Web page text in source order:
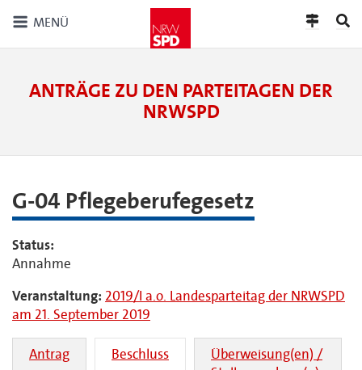
MENÜ
ANTRÄGE ZU DEN PARTEITAGEN DER
NRWSPD
G-04 Pflegeberufegesetz
Status:
Annahme
Veranstaltung: 2019/I a.o. Landesparteitag der NRWSPD
am 21. September 2019
Antrag Beschluss
Überweisung(en) /